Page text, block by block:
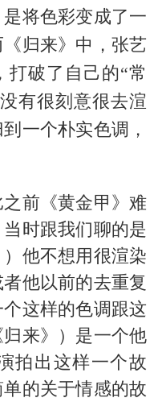
将色彩变成了一
归来》中，张艺
打破了自己的“常
有很刻意很去渲
一个朴实色调，
之前《黄金甲》难
时跟我们聊的是
他不想用很渲染
他以前的去重复
这样的色调跟这
来》）是一个他
拍出这样一个故
的关于情感的故